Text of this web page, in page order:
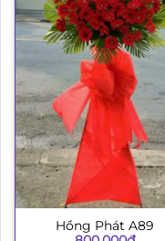
Hồng Phát A89